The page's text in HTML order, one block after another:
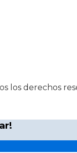
los derechos